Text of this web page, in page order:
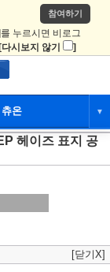
참여하기
를 누르시면 비로그
[다시보지 않기 ]
츄온 ▼
애니만화
헤이즈 표지 공
[닫기X]